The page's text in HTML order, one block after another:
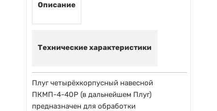
Описание
Технические характеристики
Плуг четырёхкорпусный навесной
ПКМП-4-40Р (в дальнейшем Плуг)
предназначен для обработки